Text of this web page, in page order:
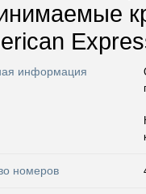
информация
номеров